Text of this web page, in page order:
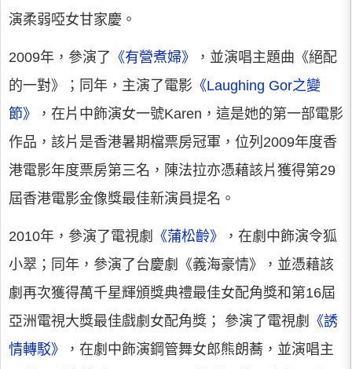
演柔弱啞女甘家慶。
2009年，參演了 《有營煮婦》
，並演唱主題曲《絕配
的一對》；同年，主演了電影 《Laughing Gor之變
節》
，在片中飾演女一號Karen，這是她的第一部電影
作品，該片是香港暑期檔票房冠軍，位列2009年度香
港電影年度票房第三名，陳法拉亦憑藉該片獲得第29
屆香港電影金像獎最佳新演員提名。
2010年，參演了電視劇 《蒲松齡》
，在劇中飾演令狐
小翠；同年，參演了台慶劇《義海豪情》，並憑藉該
劇再次獲得萬千星輝頒獎典禮最佳女配角獎和第16屆
亞洲電視大獎最佳戲劇女配角獎； 參演了電視劇
《誘
情轉駁》
，在劇中飾演鋼管舞女郎熊朗蕎，並演唱主